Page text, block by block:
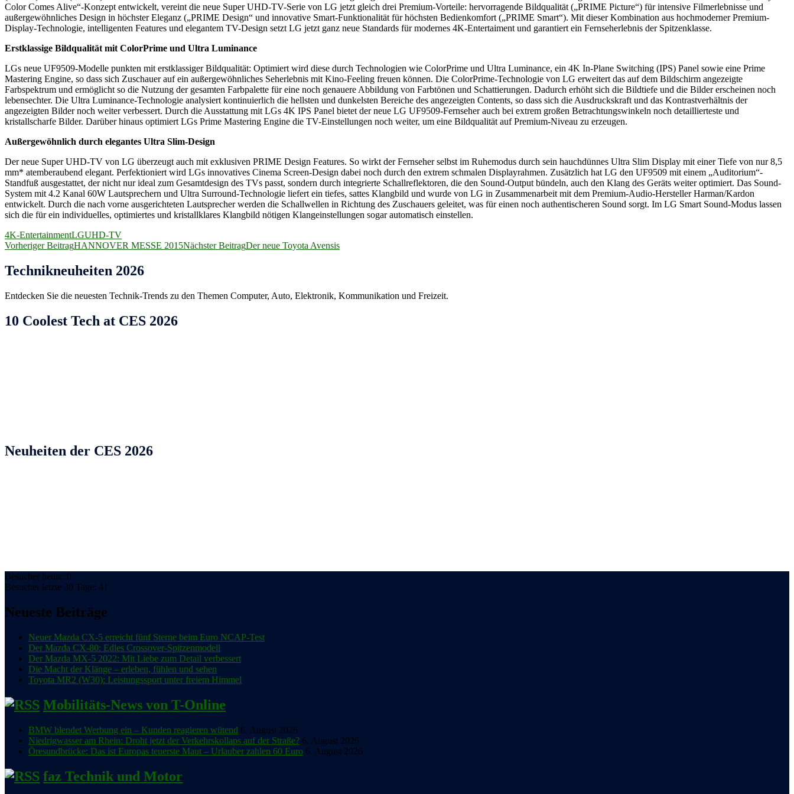
Color Comes Alive“-Konzept entwickelt, vereint die neue Super UHD-TV-Serie von LG jetzt gleich drei Premium-Vorteile: hervorragende Bildqualität („PRIME Picture“) für intensive Filmerlebnisse und
außergewöhnliches Design in höchster Eleganz („PRIME Design“ und innovative Smart-Funktionalität für höchsten Bedienkomfort („PRIME Smart“). Mit dieser Kombination aus hochmoderner Premium-
Display-Technologie, intelligenten Features und elegantem TV-Design setzt LG jetzt ganz neue Standards für modernes 4K-Entertaiment und garantiert ein Fernseherlebnis der Spitzenklasse.
Erstklassige Bildqualität mit ColorPrime und Ultra Luminance
LGs neue UF9509-Modelle punkten mit erstklassiger Bildqualität: Optimiert wird diese durch Technologien wie ColorPrime und Ultra Luminance, ein 4K In-Plane Switching (IPS) Panel sowie eine Prime
Mastering Engine, so dass sich Zuschauer auf ein außergewöhnliches Seherlebnis mit Kino-Feeling freuen können. Die ColorPrime-Technologie von LG erweitert das auf dem Bildschirm angezeigte
Farbspektrum und ermöglicht so die Nutzung der gesamten Farbpalette für eine noch genauere Abbildung von Farbtönen und Schattierungen. Dadurch erhöht sich die Bildtiefe und die Bilder erscheinen noch
lebensechter. Die Ultra Luminance-Technologie analysiert kontinuierlich die hellsten und dunkelsten Bereiche des angezeigten Contents, so dass sich die Ausdruckskraft und das Kontrastverhältnis der
angezeigten Bilder noch weiter verbessert. Durch die Ausstattung mit LGs 4K IPS Panel bietet der neue LG UF9509-Fernseher auch bei extrem großen Betrachtungswinkeln noch detaillierteste und
kristallscharfe Bilder. Darüber hinaus optimiert LGs Prime Mastering Engine die TV-Einstellungen noch weiter, um eine Bildqualität auf Premium-Niveau zu erzeugen.
Außergewöhnlich durch elegantes Ultra Slim-Design
Der neue Super UHD-TV von LG überzeugt auch mit exklusiven PRIME Design Features. So wirkt der Fernseher selbst im Ruhemodus durch sein hauchdünnes Ultra Slim Display mit einer Tiefe von nur 8,5
mm* atemberaubend elegant. Perfektioniert wird LGs innovatives Cinema Screen-Design dabei noch durch den extrem schmalen Displayrahmen. Zusätzlich hat LG den UF9509 mit einem „Auditorium“-
Standfuß ausgestattet, der nicht nur ideal zum Gesamtdesign des TVs passt, sondern durch integrierte Schallreflektoren, die den Sound-Output bündeln, auch den Klang des Geräts weiter optimiert. Das Sound-
System mit 4.2 Kanal 60W Lautsprechern und Ultra Surround-Technologie liefert ein tiefes, sattes Klangbild und wurde von LG in Zusammenarbeit mit dem Premium-Audio-Hersteller Harman/Kardon
entwickelt. Durch die nach vorne ausgerichteten Lautsprecher werden die Schallwellen in Richtung des Zuschauers geleitet, was für einen noch authentischeren Sound sorgt. Im LG Smart Sound-Modus lassen
sich die für ein individuelles, optimiertes und kristallklares Klangbild nötigen Klangeinstellungen sogar automatisch einstellen.
4K-EntertainmentLGUHD-TV
Beitragsnavigation
Vorheriger BeitragHANNOVER MESSE 2015Nächster BeitragDer neue Toyota Avensis
Technikneuheiten 2026
Entdecken Sie die neuesten Technik-Trends zu den Themen Computer, Auto, Elektronik, Kommunikation und Freizeit.
10 Coolest Tech at CES 2026
Neuheiten der CES 2026
Besucher heute: 0
Besucher letzte 30 Tage: 41
Neueste Beiträge
Neuer Mazda CX-5 erreicht fünf Sterne beim Euro NCAP-Test
Der Mazda CX-80: Edles Crossover-Spitzenmodell
Der Mazda MX-5 2022: Mit Liebe zum Detail verbessert
Die Macht der Klänge – erleben, fühlen und sehen
Toyota MR2 (W30): Leistungssport unter freiem Himmel
Mobilitäts-News von T-Online
BMW blendet Werbung ein – Kunden reagieren wütend 6. August 2026
Niedrigwasser am Rhein: Droht jetzt der Verkehrskollaps auf der Straße? 6. August 2026
Öresundbrücke: Das ist Europas teuerste Maut – Urlauber zahlen 60 Euro 6. August 2026
faz Technik und Motor